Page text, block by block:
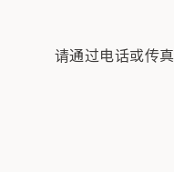
请通过电话或传